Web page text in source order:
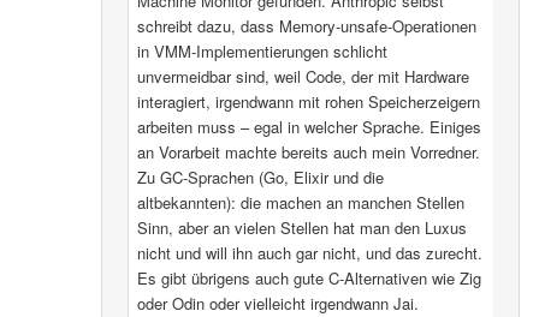
schreibt dazu, dass Memory-unsafe-Operationen
in VMM-Implementierungen schlicht
unvermeidbar sind, weil Code, der mit Hardware
interagiert, irgendwann mit rohen Speicherzeigern
arbeiten muss – egal in welcher Sprache. Einiges
an Vorarbeit machte bereits auch mein Vorredner.
Zu GC-Sprachen (Go, Elixir und die
altbekannten): die machen an manchen Stellen
Sinn, aber an vielen Stellen hat man den Luxus
nicht und will ihn auch gar nicht, und das zurecht.
Es gibt übrigens auch gute C-Alternativen wie Zig
oder Odin oder vielleicht irgendwann Jai.